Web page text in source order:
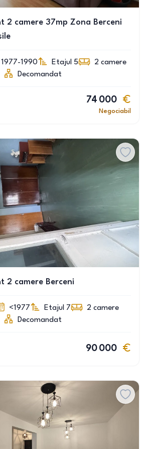
2 camere 37mp Zona Berceni
1977-1990 Etajul 5 2 camere
Decomandat
74 000
Negociabil
2 camere Berceni
<1977 Etajul 7 2 camere
Decomandat
90 000